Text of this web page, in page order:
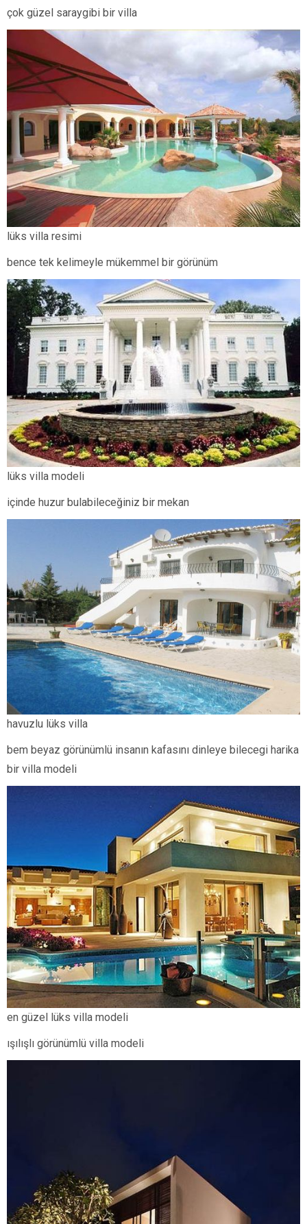
çok güzel saraygibi bir villa
lüks villa resimi
bence tek kelimeyle mükemmel bir görünüm
lüks villa modeli
içinde huzur bulabileceğiniz bir mekan
havuzlu lüks villa
bem beyaz görünümlü insanın kafasını dinleye bilecegi harika
bir villa modeli
en güzel lüks villa modeli
ışılışlı görünümlü villa modeli